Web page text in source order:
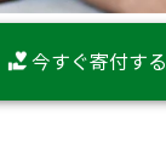
今すぐ寄付する